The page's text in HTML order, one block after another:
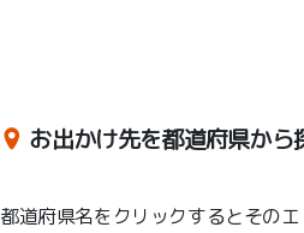
お出かけ先を都道府県から
都道府県名をクリックするとその